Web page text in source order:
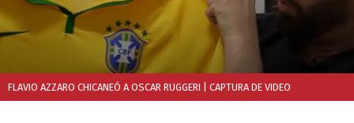
FLAVIO AZZARO CHICANEÓ A OSCAR RUGGERI | CAPTURA DE VIDEO